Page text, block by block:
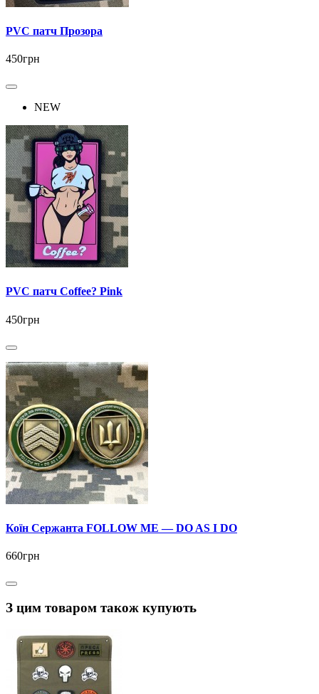
PVC патч Прозора
450грн
NEW
PVC патч Coffee? Pink
450грн
Коїн Сержанта FOLLOW ME — DO AS I DO
660грн
З цим товаром також купують